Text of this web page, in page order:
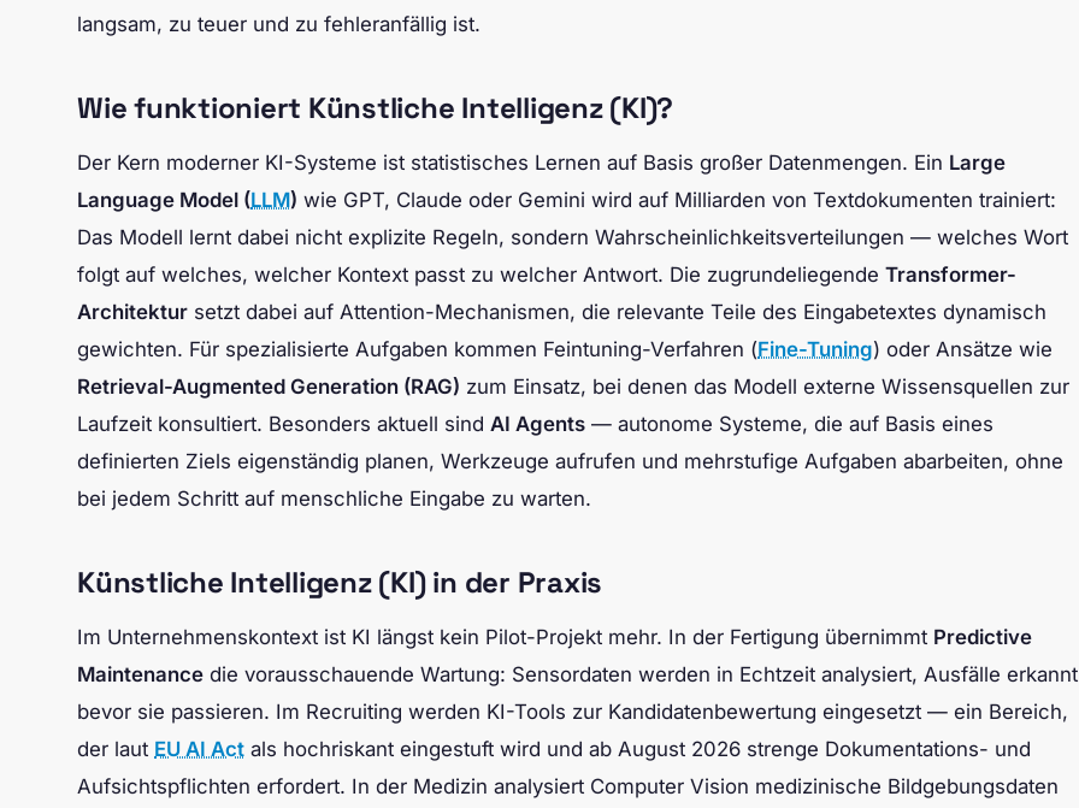
langsam, zu teuer und zu fehleranfällig ist.
Wie funktioniert Künstliche Intelligenz (KI)?
Der Kern moderner KI-Systeme ist statistisches Lernen auf Basis großer Datenmengen. Ein Large
Language Model (LLM) wie GPT, Claude oder Gemini wird auf Milliarden von Textdokumenten trainiert:
Das Modell lernt dabei nicht explizite Regeln, sondern Wahrscheinlichkeitsverteilungen — welches Wort
folgt auf welches, welcher Kontext passt zu welcher Antwort. Die zugrundeliegende Transformer-
Architektur setzt dabei auf Attention-Mechanismen, die relevante Teile des Eingabetextes dynamisch
gewichten. Für spezialisierte Aufgaben kommen Feintuning-Verfahren (Fine-Tuning) oder Ansätze wie
Retrieval-Augmented Generation (RAG) zum Einsatz, bei denen das Modell externe Wissensquellen zur
Laufzeit konsultiert. Besonders aktuell sind AI Agents — autonome Systeme, die auf Basis eines
definierten Ziels eigenständig planen, Werkzeuge aufrufen und mehrstufige Aufgaben abarbeiten, ohne
bei jedem Schritt auf menschliche Eingabe zu warten.
Künstliche Intelligenz (KI) in der Praxis
Im Unternehmenskontext ist KI längst kein Pilot-Projekt mehr. In der Fertigung übernimmt Predictive
Maintenance die vorausschauende Wartung: Sensordaten werden in Echtzeit analysiert, Ausfälle
bevor sie passieren. Im Recruiting werden KI-Tools zur Kandidatenbewertung eingesetzt — ein Bereich,
der laut EU AI Act als hochriskant eingestuft wird und ab August 2026 strenge Dokumentations- und
Aufsichtspflichten erfordert. In der Medizin analysiert Computer Vision medizinische Bildgebungsdaten